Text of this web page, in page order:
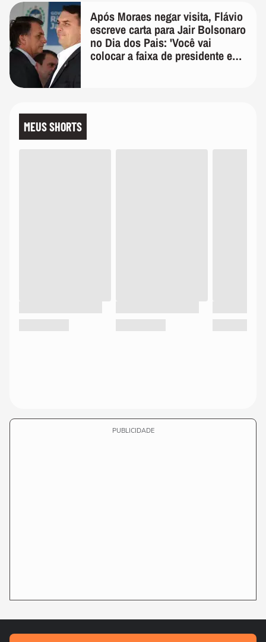
Após Moraes negar visita, Flávio
escreve carta para Jair Bolsonaro
no Dia dos Pais: 'Você vai
colocar a faixa de presidente em
MEUS SHORTS
PUBLICIDADE